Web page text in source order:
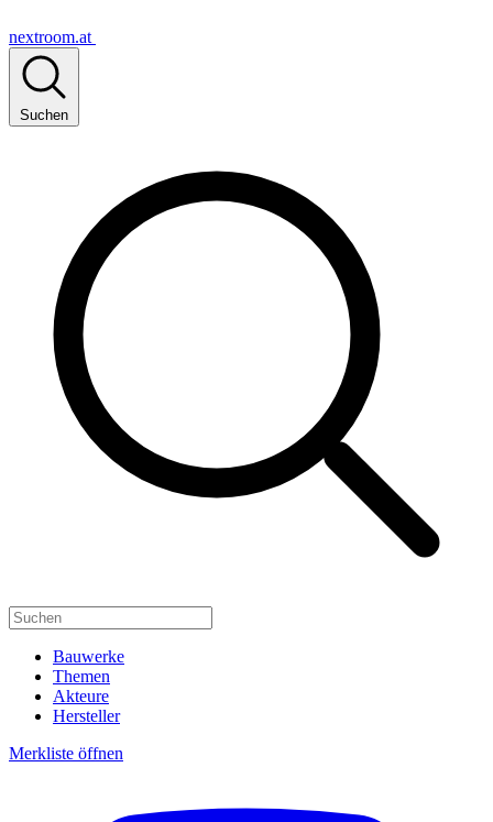
nextroom.at
Suchen
Bauwerke
Themen
Akteure
Hersteller
Merkliste öffnen